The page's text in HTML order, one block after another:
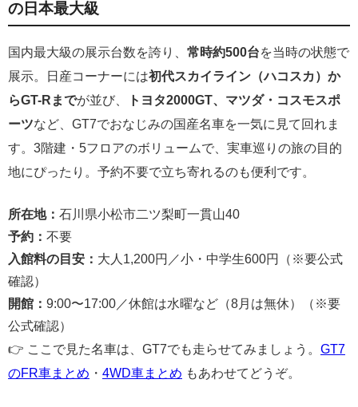
の日本最大級
国内最大級の展示台数を誇り、 常時約500台を当時の状態で
展示。日産コーナーには初代スカイライン（ハコスカ）か
らGT-Rまでが並び、
トヨタ2000GT、マツダ・コスモスポ
ーツなど、GT7でおなじみの国産名車を一気に見て回れま
す。3階建・5フロアのボリュームで、実車巡りの旅の目的
地にぴったり。予約不要で立ち寄れるのも便利です。
所在地： 石川県小松市二ツ梨町一貫山40
予約： 不要
入館料の目安： 大人1,200円／小・中学生600円（※要公式
確認）
開館： 9:00〜17:00／休館は水曜など（8月は無休）（※要
公式確認）
👉 ここで見た名車は、GT7でも走らせてみましょう。 GT7
のFR車まとめ ・ 4WD車まとめ もあわせてどうぞ。